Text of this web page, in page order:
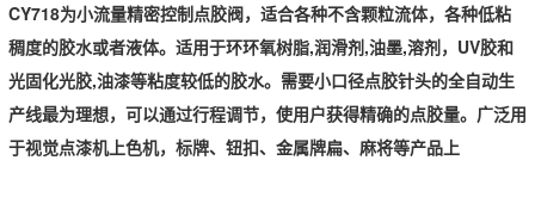
CY718为小流量精密控制点胶阀，适合各种不含颗粒流体，各种低粘
稠度的胶水或者液体。适用于环环氧树脂,润滑剂,油墨,溶剂，UV胶和
光固化光胶,油漆等粘度较低的胶水。需要小口径点胶针头的全自动生
产线最为理想，可以通过行程调节，使用户获得精确的点胶量。广泛用
于视觉点漆机上色机，标牌、钮扣、金属牌扁、麻将等产品上